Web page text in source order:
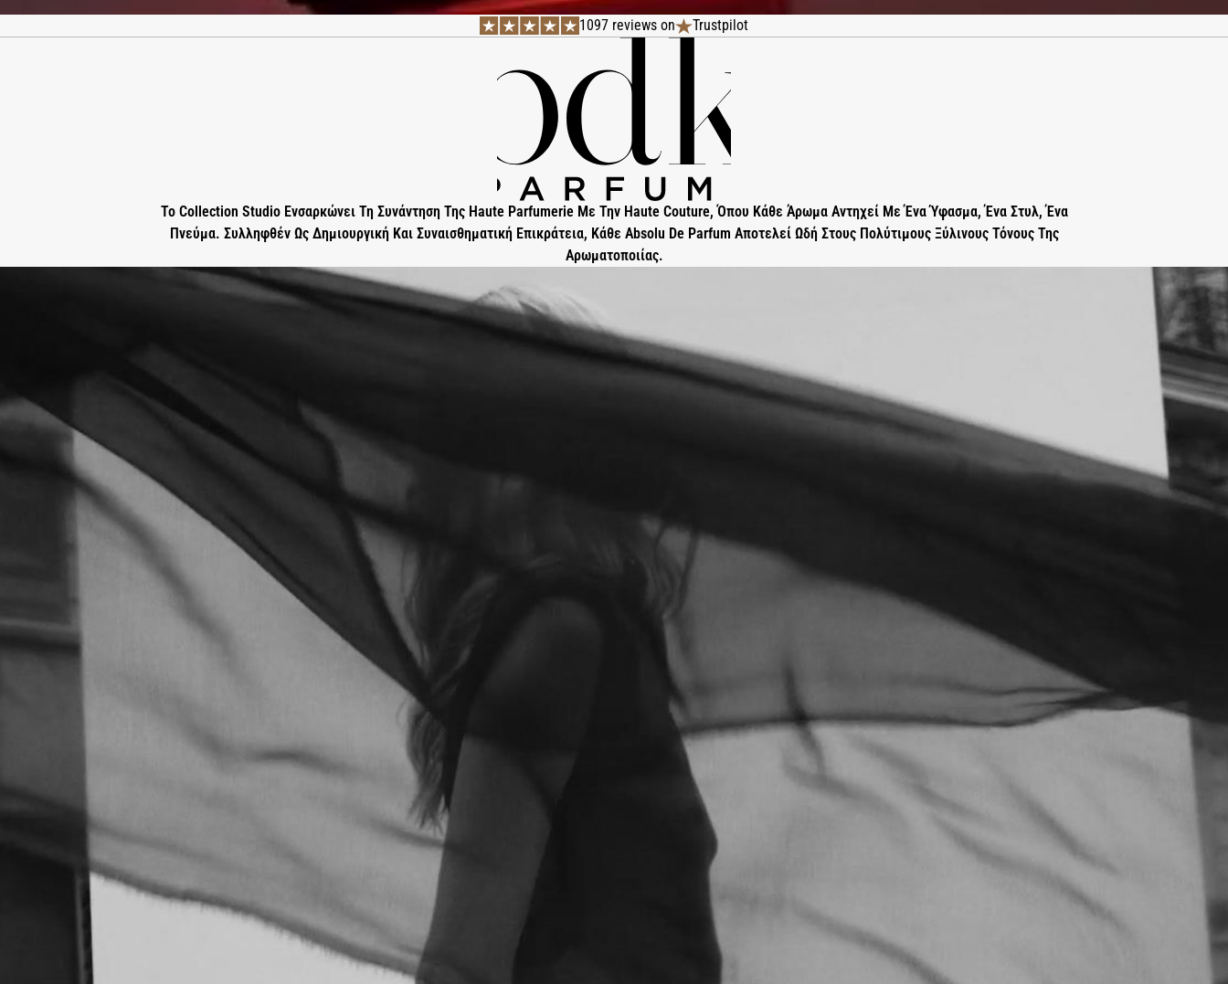
1097 reviews on Trustpilot
Το Collection Studio Ενσαρκώνει Τη Συνάντηση Της Haute Parfumerie Με Την Haute Couture, Όπου Κάθε Άρωμα Αντηχεί Με Ένα Ύφασμα, Ένα Στυλ, Ένα
Πνεύμα. Συλληφθέν Ως Δημιουργική Και Συναισθηματική Επικράτεια, Κάθε Absolu De Parfum Αποτελεί Ωδή Στους Πολύτιμους Ξύλινους Τόνους Της
Αρωματοποιίας.